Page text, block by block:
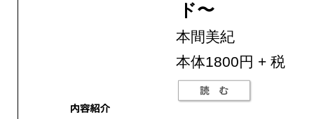
ド〜
本間美紀
本体1800円 + 税